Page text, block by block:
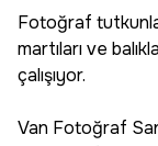
Fotoğraf
martıları ve
çalışıyor.
Van Fotoğraf